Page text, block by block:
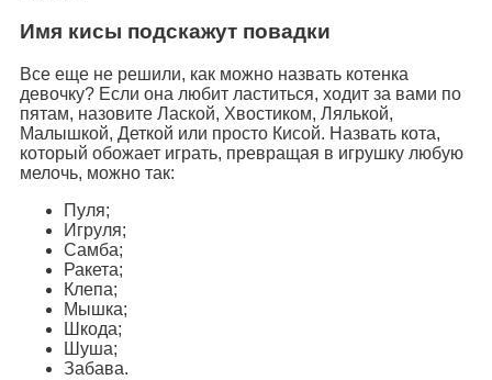
Имя кисы подскажут повадки
Все еще не решили, как можно назвать котенка
девочку? Если она любит ластиться, ходит за вами по
пятам, назовите Лаской, Хвостиком, Лялькой,
Малышкой, Деткой или просто Кисой. Назвать кота,
который обожает играть, превращая в игрушку любую
мелочь, можно так:
Пуля;
Игруля;
Самба;
Ракета;
Клепа;
Мышка;
Шкода;
Шуша;
Забава.